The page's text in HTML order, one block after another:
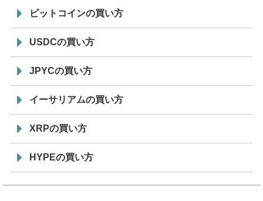
ビットコインの買い方
USDCの買い方
JPYCの買い方
イーサリアムの買い方
XRPの買い方
HYPEの買い方